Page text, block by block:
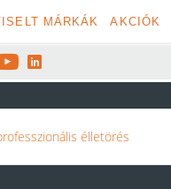
MÁRKÁK AKCIÓK

élletörés